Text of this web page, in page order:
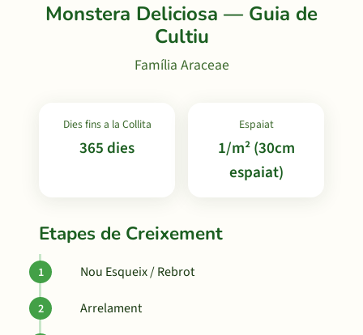
Monstera Deliciosa — Guia de
Cultiu
Família Araceae
Dies fins a la Collita
365 dies
Espaiat
1/m² (30cm
espaiat)
Etapes de Creixement
Nou Esqueix / Rebrot
Arrelament